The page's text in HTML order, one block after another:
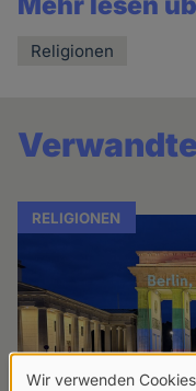
Religionen
RELIGIONEN
Wir verwenden